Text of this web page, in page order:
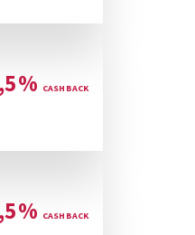
%
%